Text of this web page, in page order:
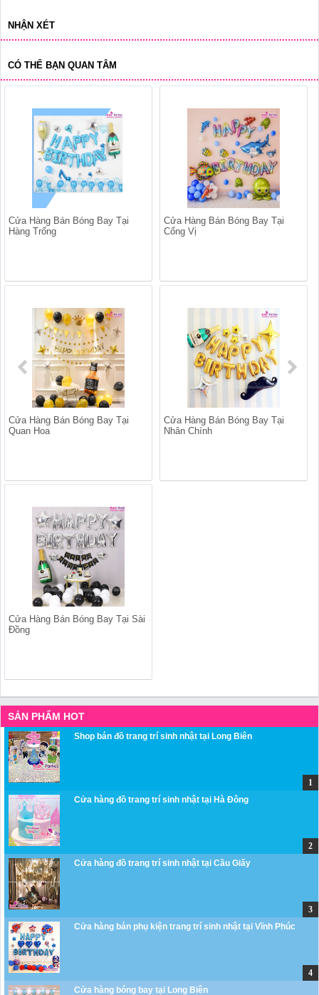
NHẬN XÉT
CÓ THỂ BẠN QUAN TÂM
Cửa Hàng Bán Bóng Bay Tại
Hàng Trống
Cửa Hàng Bán Bóng Bay Tại
Cống Vị
Cửa Hàng Bán Bóng Bay Tại
Quan Hoa
Cửa Hàng Bán Bóng Bay Tại
Nhân Chính
Cửa Hàng Bán Bóng Bay Tại Sài
Đồng
SẢN PHẨM HOT
Shop bán đồ trang trí sinh nhật tại Long Biên
Cửa hàng đồ trang trí sinh nhật tại Hà Đông
Cửa hàng đồ trang trí sinh nhật tại Cầu Giấy
Cửa hàng bán phụ kiện trang trí sinh nhật tại Vĩnh Phúc
Cửa hàng bóng bay tại Long Biên